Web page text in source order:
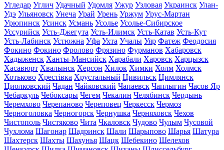
Угледар Углич Удачный Удомля Ужур Узловая Украинск Улан-
Удэ Ульяновск Унеча Урай Урень Уржум Урус-Мартан
Урюпинск Усинск Усмань Усолье Усолье-Сибирское
Уссурийск Усть-Джегута Усть-Илимск Усть-Катав Усть-Кут
Усть-Лабинск Устюжна Уфа Ухта Учалы Уяр Фатеж Феодосия
Фокино Фокино Фролово Фрязино Фурманов Хабаровск
Хадыженск Ханты-Мансийск Харабали Харовск Харцызск
Хасавюрт Хвалынск Херсон Хилок Химки Холм Холмск
Хотьково Хрестівка Хрустальный Цивильск Цимлянск
Циолковский Чадан Чайковский Чапаевск Чаплыгин Часов Яр
Чебаркуль Чебоксары Чегем Чекалин Челябинск Чердынь
Черемхово Черепаново Череповец Черкесск Чермоз
Черноголовка Черногорск Чернушка Черняховск Чехов
Чистополь Чистяково Чита Чкаловск Чудово Чулым Чусовой
Чухлома Шагонар Шадринск Шали Шарыпово Шарья Шатура
Шахтерск Шахты Шахунья Шацк Шебекино Шелехов